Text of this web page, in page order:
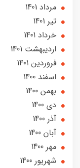
مرداد 1401
تير 1401
خرداد 1401
ارديبهشت 1401
فروردین 1401
اسفند 1400
بهمن 1400
دی 1400
آذر 1400
آبان 1400
مهر 1400
شهریور 1400